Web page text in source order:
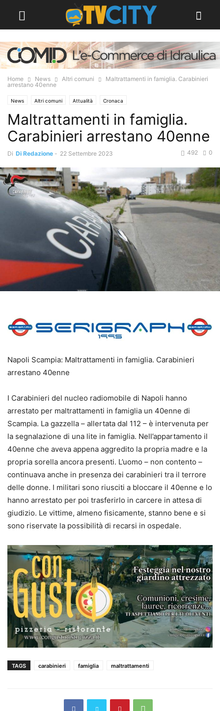
Home News Altri comuni
Maltrattamenti in famiglia. Carabinieri
arrestano 40enne
News Altri comuni Attualità Cronaca
Maltrattamenti in famiglia.
Carabinieri arrestano 40enne
Di Di Redazione - 22 Settembre 2023 0
492
Napoli Scampia: Maltrattamenti in famiglia. Carabinieri
arrestano 40enne
I Carabinieri del nucleo radiomobile di Napoli hanno
arrestato per maltrattamenti in famiglia un 40enne di
Scampia. La gazzella – allertata dal 112 – è intervenuta per
la segnalazione di una lite in famiglia. Nell’appartamento il
40enne che aveva appena aggredito la propria madre e la
propria sorella ancora presenti. L’uomo – non contento –
continuava anche in presenza dei carabinieri tra il terrore
delle donne. I militari sono riusciti a bloccare il 40enne e lo
hanno arrestato per poi trasferirlo in carcere in attesa di
giudizio. Le vittime, almeno fisicamente, stanno bene e si
sono riservate la possibilità di recarsi in ospedale.
TAGS carabinieri famiglia maltrattamenti